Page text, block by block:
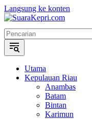
Langsung ke konten
Utama
Kepulauan Riau
Anambas
Batam
Bintan
Karimun